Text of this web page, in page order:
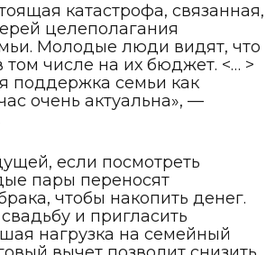
катастрофа, связанная,
целеполагания
Молодые люди видят, что
том числе на их бюджет. <… >
поддержка семьи как
очень актуальна», —
если посмотреть
пары переносят
чтобы накопить денег.
и пригласить
нагрузка на семейный